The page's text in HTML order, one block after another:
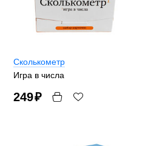
Сколькометр
Игра в числа
249₽